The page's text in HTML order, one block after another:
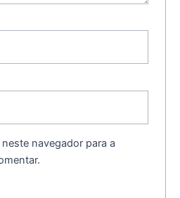
navegador para a